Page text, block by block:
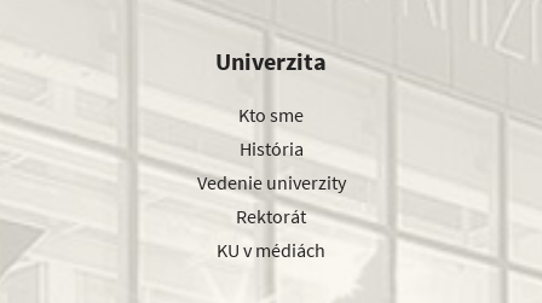
Univerzita
Kto sme
História
Vedenie univerzity
Rektorát
KU v médiách